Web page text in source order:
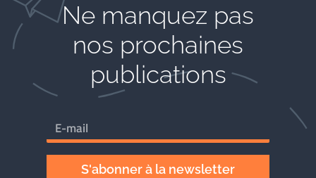
Ne manquez pas
nos prochaines
publications
S'abonner à la newsletter